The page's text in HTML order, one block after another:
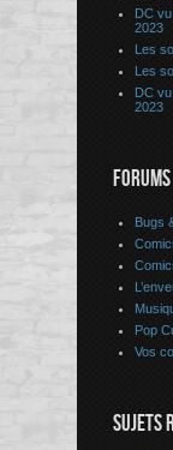
DC
2023
Les
Les
DC
2023
FORUMS
Bugs
Pop
Vos
SUJETS